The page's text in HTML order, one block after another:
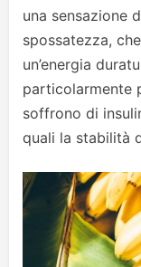
una sensazione
spossatezza,
un’energia
particolarmente
soffrono di
quali la stabilità